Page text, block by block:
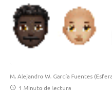
M. Alejandro W. García Fuentes
1 Minuto de lectura